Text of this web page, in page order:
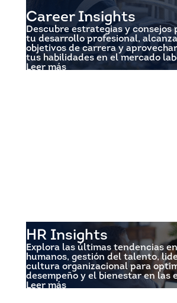
Career Insights
Descubre estrategias y consejos
tu desarrollo profesional,
objetivos de carrera y
tus habilidades en el mercado
Leer más
HR Insights
Explora las últimas tendencias
humanos, gestión del talento,
cultura organizacional para
desempeño y el bienestar en las
Leer más